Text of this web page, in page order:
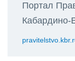
Портал
Кабардино-